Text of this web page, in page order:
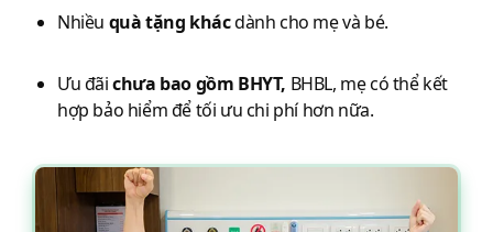
Nhiều quà tặng khácdành cho mẹ và bé.
Ưu đãichưa bao gồm BHYT, BHBL, mẹ có thể kết
hợp bảo hiểm để tối ưu chi phí hơn nữa.